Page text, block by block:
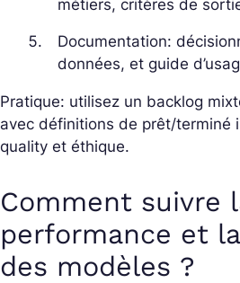
métiers, critères de
Documentation:
données, et guide
Pratique: utilisez un backlog
avec définitions de prêt/terminé
quality et éthique.
Comment suivre
performance et
des modèles ?